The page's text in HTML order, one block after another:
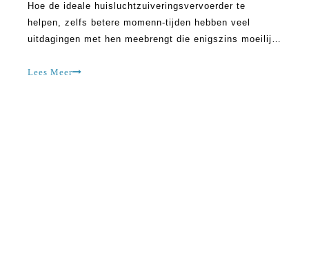
Hoe de ideale huisluchtzuiveringsvervoerder te
helpen, zelfs betere momenn-tijden hebben veel
uitdagingen met hen meebrengt die enigszins moeilijk
zijn uitgevonden om voor de groeiende problemen op
Lees Meer